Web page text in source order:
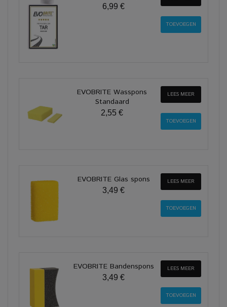
6,99 €
EVOBRITE Wasspons
Standaard
2,55 €
LEES MEER
EVOBRITE Glas spons
3,49 €
LEES MEER
EVOBRITE Bandenspons
3,49 €
LEES MEER